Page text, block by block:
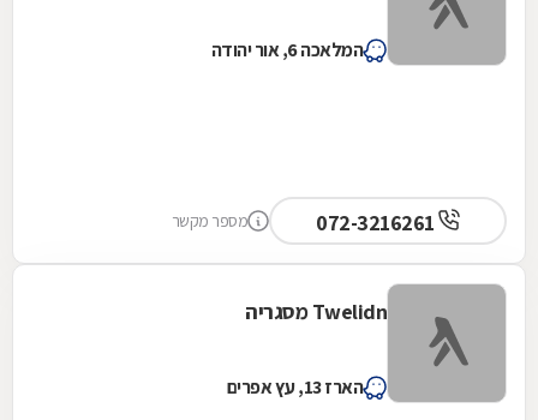
המלאכה 6, אור יהודה
מספר מקשר
Twelidn מסגריה
הארז 13, עץ אפרים